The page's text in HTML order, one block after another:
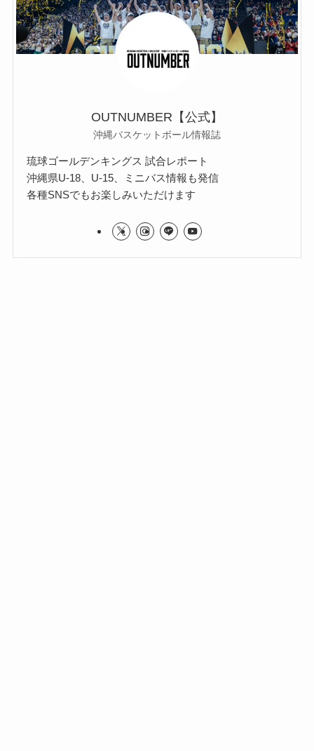
OUTNUMBER【公式】
沖縄バスケットボール情報誌
琉球ゴールデンキングス 試合レポート
沖縄県U-18、U-15、ミニバス情報も発信
各種SNSでもお楽しみいただけます